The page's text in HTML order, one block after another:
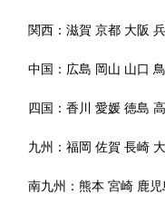
関西：滋賀 京都 大阪
中国： 広島 岡山 山口
四国：香川 愛媛 徳島
九州：福岡 佐賀 長崎
南九州：熊本 宮崎 鹿児